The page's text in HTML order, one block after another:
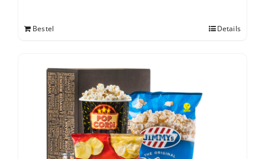
Bestel Details